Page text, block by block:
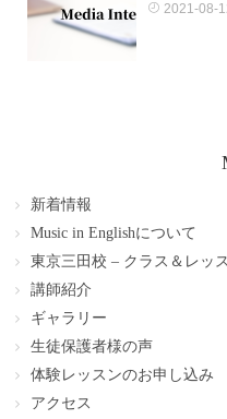
2021-08-
新着情報
Music in Englishについて
東京三田校 – クラス＆レッ
講師紹介
ギャラリー
生徒保護者様の声
体験レッスンのお申し込み
アクセス